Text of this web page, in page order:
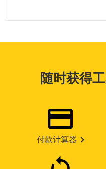
随时获得
付款计算器